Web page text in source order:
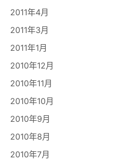
2011年4月
2011年3月
2011年1月
2010年12月
2010年11月
2010年10月
2010年9月
2010年8月
2010年7月